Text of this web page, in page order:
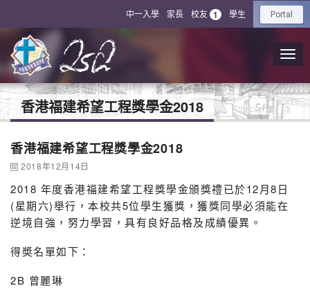
中一入學 家長 校友 1 學生 Portal
香港福建希望工程獎學金2018
香港福建希望工程獎學金2018
2018年12月14日
2018 年度香港福建希望工程獎學金頒獎禮已於12月8日
(星期六)舉行 ，本校共5位學生獲獎，獲獎同學必須能在
逆境自強，努力學習，具有良好品格及成績優異。
得奬名單如下：
2B 曾麗琳